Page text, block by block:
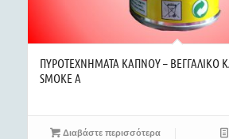
ΠΥΡΟΤΕΧΝΗΜΑΤΑ ΚΑΠΝΟΥ – ΒΕΓΓΑΛΙΚΟ
SMOKE Α
Διαβάστε περισσότερα